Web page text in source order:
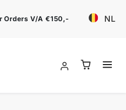
Orders V/a €150,- NL